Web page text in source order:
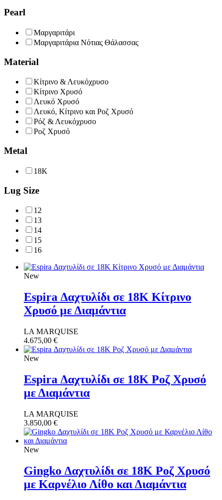
Pearl
Μαργαριτάρι
Μαργαριτάρια Νότιας Θάλασσας
Material
Κίτρινο & Λευκόχρυσο
Κίτρινο Χρυσό
Λευκό Χρυσό
Λευκό, Κίτρινο και Ροζ Χρυσό
Ρόζ & Λευκόχρυσο
Ροζ Χρυσό
Metal
18K
Lug Size
12
13
14
15
16
New
Espira Δαχτυλίδι σε 18Κ Κίτρινο
Χρυσό με Διαμάντια
LA MARQUISE
4.675,00 €
New
Espira Δαχτυλίδι σε 18Κ Ροζ Χρυσό
με Διαμάντια
LA MARQUISE
3.850,00 €
New
Gingko Δαχτυλίδι σε 18Κ Ροζ Χρυσό
με Καρνέλιο Λίθο και Διαμάντια